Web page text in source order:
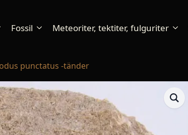
Fossil Meteoriter, tektiter, fulguriter
punctatus -tänder